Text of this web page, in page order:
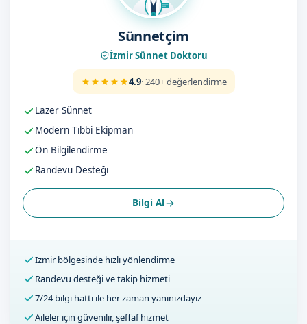
Sünnetçim
İzmir Sünnet Doktoru
4.9· 240+ değerlendirme
Lazer Sünnet
Modern Tıbbi Ekipman
Ön Bilgilendirme
Randevu Desteği
Bilgi Al
İzmir bölgesinde hızlı yönlendirme
Randevu desteği ve takip hizmeti
7/24 bilgi hattı ile her zaman yanınızdayız
Aileler için güvenilir, şeffaf hizmet